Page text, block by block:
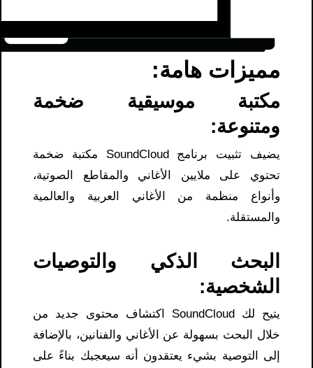
مميزات هامة:
مكتبة موسيقية ضخمة
ومتنوعة:
يضيف تثبيت برنامج SoundCloud مكتبة ضخمة
تحتوي على ملايين الأغاني والمقاطع الصوتية،
وأنواع منظمة من الأغاني العربية والعالمية
والمستقلة.
البحث الذكي والتوصيات
الشخصية:
يتيح لك SoundCloud اكتشاف محتوى جديد من
خلال البحث بسهولة عن الأغاني والفنانين، بالإضافة
إلى التوصية بشيء يعتقدون أنه سيعجبك بناءً على